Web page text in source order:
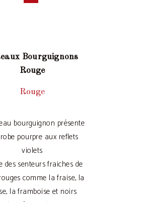
Bourguignons
Rouge
Rouge
bourguignon présente
pourpre aux reflets
violets
des senteurs fraiches de
comme la fraise, la
la framboise et noirs